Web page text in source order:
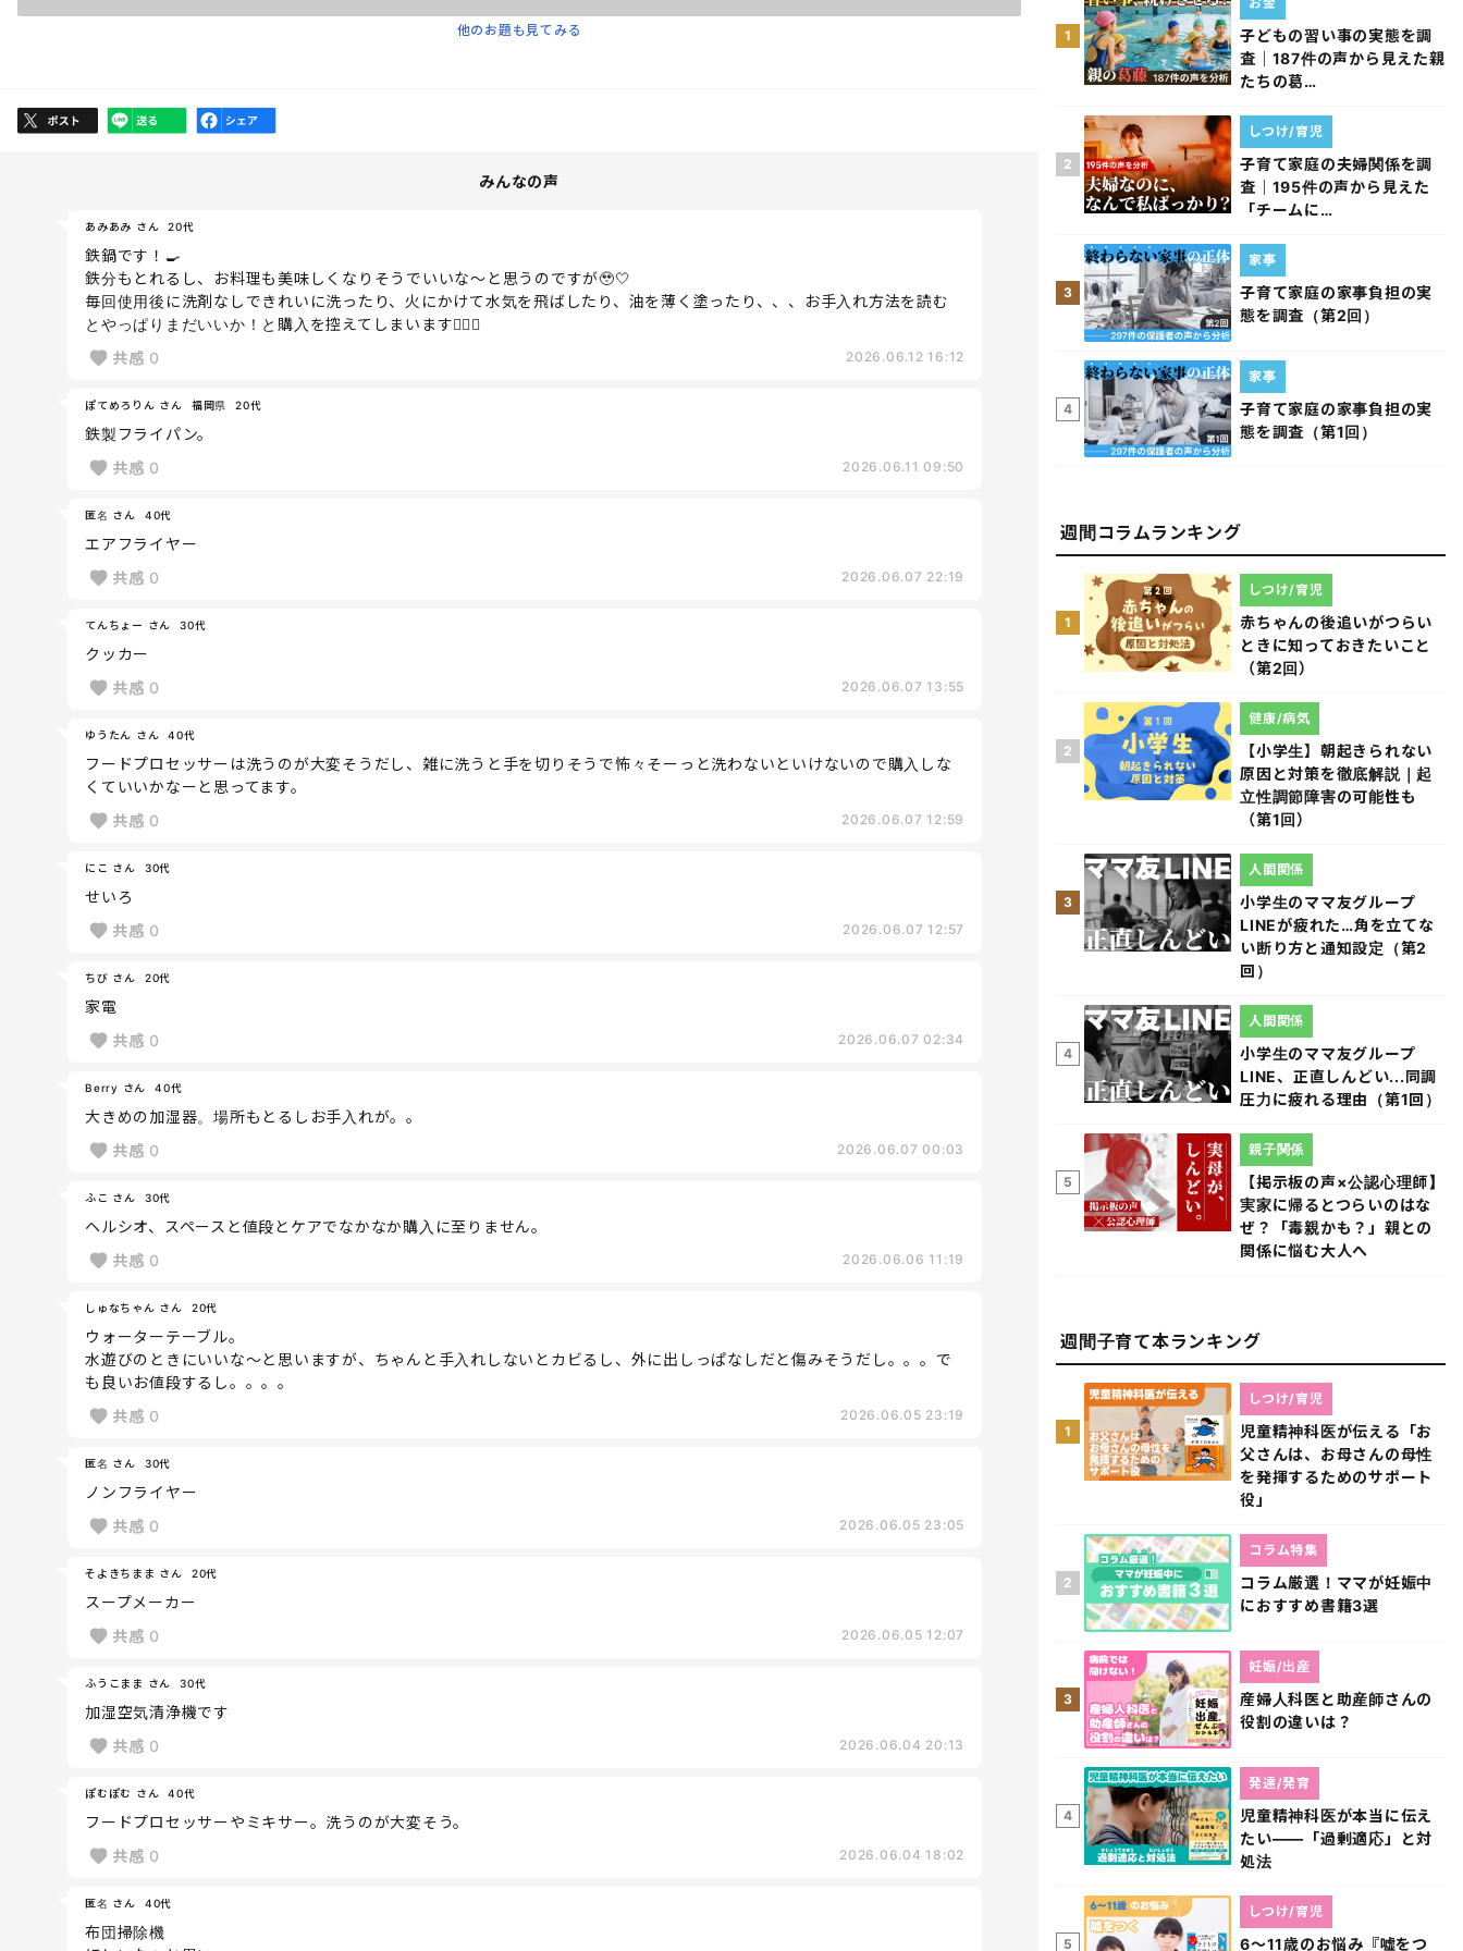
他のお題も見てみる
みんなの声
あみあみ さん 20代
鉄鍋です！🍳
鉄分もとれるし、お料理も美味しくなりそうでいいな〜と思うのですが🥹🤍
毎回使用後に洗剤なしできれいに洗ったり、火にかけて水気を飛ばしたり、油を薄く塗ったり、、、お手入れ方法を読む
とやっぱりまだいいか！と購入を控えてしまいます😵‍💫✊
共感 0 2026.06.12 16:12
ぽてめろりん さん 福岡県 20代
鉄製フライパン。
共感 0 2026.06.11 09:50
匿名 さん 40代
エアフライヤー
共感 0 2026.06.07 22:19
てんちょー さん 30代
クッカー
共感 0 2026.06.07 13:55
ゆうたん さん 40代
フードプロセッサーは洗うのが大変そうだし、雑に洗うと手を切りそうで怖々そーっと洗わないといけないので購入しな
くていいかなーと思ってます。
共感 0 2026.06.07 12:59
にこ さん 30代
せいろ
共感 0 2026.06.07 12:57
ちび さん 20代
家電
共感 0 2026.06.07 02:34
Berry さん 40代
大きめの加湿器。場所もとるしお手入れが。。
共感 0 2026.06.07 00:03
ふこ さん 30代
ヘルシオ、スペースと値段とケアでなかなか購入に至りません。
共感 0 2026.06.06 11:19
しゅなちゃん さん 20代
ウォーターテーブル。
水遊びのときにいいな〜と思いますが、ちゃんと手入れしないとカビるし、外に出しっぱなしだと傷みそうだし。。。で
も良いお値段するし。。。。
共感 0 2026.06.05 23:19
匿名 さん 30代
ノンフライヤー
共感 0 2026.06.05 23:05
そよきちまま さん 20代
スープメーカー
共感 0 2026.06.05 12:07
ふうこまま さん 30代
加湿空気清浄機です
共感 0 2026.06.04 20:13
ぽむぽむ さん 40代
フードプロセッサーやミキサー。洗うのが大変そう。
共感 0 2026.06.04 18:02
匿名 さん 40代
布団掃除機
1
子どもの習い事の実態を調
査｜187件の声から見えた親
たちの葛…
2
子育て家庭の夫婦関係を調
査｜195件の声から見えた
「チームに…
しつけ/育児
3
子育て家庭の家事負担の実
態を調査（第2回）
家事
4
子育て家庭の家事負担の実
態を調査（第1回）
家事
週間コラムランキング
1
赤ちゃんの後追いがつらい
ときに知っておきたいこと
（第2回）
しつけ/育児
2
【小学生】朝起きられない
原因と対策を徹底解説｜起
立性調節障害の可能性も
（第1回）
健康/病気
3
小学生のママ友グループ
LINEが疲れた…角を立てな
い断り方と通知設定（第2
回）
人間関係
4
小学生のママ友グループ
LINE、正直しんどい...同調
圧力に疲れる理由（第1回）
人間関係
5
【掲示板の声×公認心理師】
実家に帰るとつらいのはな
ぜ？「毒親かも？」親との
関係に悩む大人へ
親子関係
週間子育て本ランキング
1
児童精神科医が伝える「お
父さんは、お母さんの母性
を発揮するためのサポート
役」
しつけ/育児
2
コラム厳選！ママが妊娠中
におすすめ書籍3選
コラム特集
3
産婦人科医と助産師さんの
役割の違いは？
妊娠/出産
4
児童精神科医が本当に伝え
たい――「過剰適応」と対
処法
発達/発育
5 6～11歳のお悩み『嘘をつ
しつけ/育児